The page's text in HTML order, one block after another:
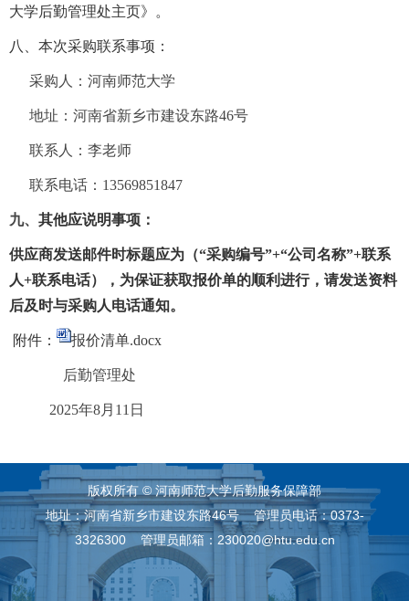
大学后勤管理处主页》。
八、本次采购联系事项：
采购人：河南师范大学
地址：河南省新乡市建设东路46号
联系人：李老师
联系电话： 13569851847
九、 其他应说明事项：
供应商发送邮件时标题应为（“采购编号”+“公司名称”+联系
人+联系电话），为保证获取报价单的顺利进行，请发送资料
后及时与采购人电话通知。
附件： 报价清单.docx
后勤管理处
2025年8月 11 日
版权所有 © 河南师范大学后勤服务保障部
地址：河南省新乡市建设东路46号 管理员电话：0373-
3326300 管理员邮箱：230020@htu.edu.cn